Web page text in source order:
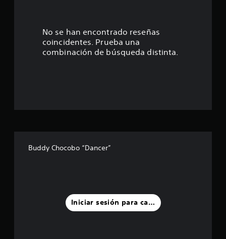
l
No se han encontrado reseñas
coincidentes. Prueba una
combinación de búsqueda distinta.
Buddy Chocobo “Dancer”
Iniciar sesión para calificar